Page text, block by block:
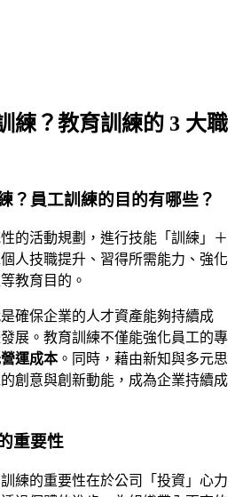
練？教育訓練的 3 大職
？員工訓練的目的有哪些？
的活動規劃，進行技能「訓練」＋
人技職提升、習得所需能力、強化
教育目的。
確保企業的人才資產能夠持續成
展。教育訓練不僅能強化員工的專
運成本。同時，藉由新知與多元思
創意與創新動能，成為企業持續成
重要性
練的重要性在於公司「投資」心力